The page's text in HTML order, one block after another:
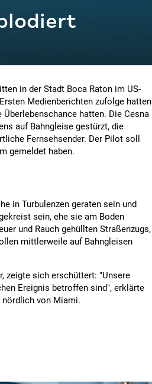
in der Stadt Boca Raton im US-
Medienberichten zufolge hatten
hatten. Die Cesna
auf Bahngleise gestürzt, die
Fernsehsender. Der Pilot soll
gemeldet haben.
in Turbulenzen geraten sein und
sein, ehe sie am Boden
und Rauch gehüllten Straßenzugs,
mittlerweile auf Bahngleisen
zeigte sich erschüttert: "Unsere
Ereignis betroffen sind", erklärte
nördlich von Miami.